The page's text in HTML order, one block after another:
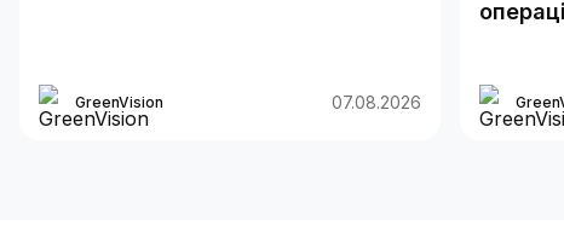
GreenVision 07.08.2026